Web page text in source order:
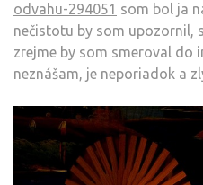
odvahu-294051 som bol ja
nečistotu by som upozornil,
zrejme by som smeroval do
neznášam, je neporiadok a